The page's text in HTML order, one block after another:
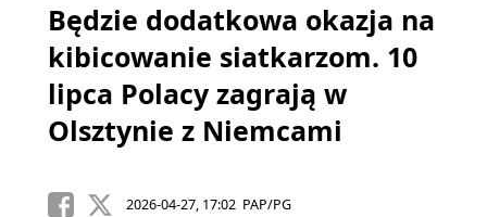
Będzie dodatkowa okazja na
kibicowanie siatkarzom. 10
lipca Polacy zagrają w
Olsztynie z Niemcami
2026-04-27, 17:02 PAP/PG